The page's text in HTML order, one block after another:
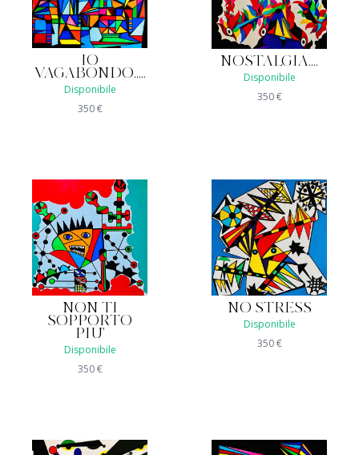
IO
VAGABONDO.....
Disponibile
350€
NOSTALGIA....
Disponibile
350€
NON TI
SOPPORTO
PIU'
Disponibile
350€
NO STRESS
Disponibile
350€